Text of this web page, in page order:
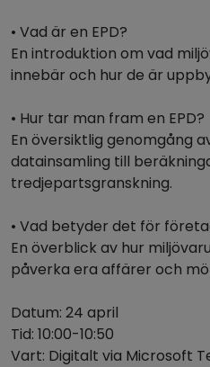
• Vad är en EPD?
En introduktion om vad
innebär och hur de är
• Hur tar man fram en EPD?
En översiktlig genomgång
datainsamling till
tredjepartsgranskning.
• Vad betyder det för
En överblick av hur
påverka era affärer och
Datum: 24 april
Tid: 10:00-10:50
Vart: Digitalt via Microsoft